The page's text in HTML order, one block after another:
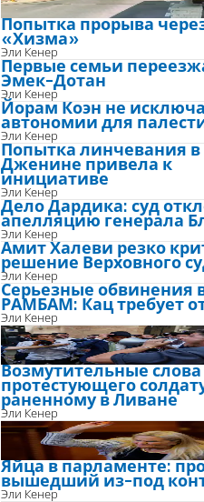
Попытка прорыва
«Хизма»
Эли Кенер
Первые семьи
Эмек-Дотан
Эли Кенер
Йорам Коэн не
автономии для
Эли Кенер
Попытка линчевания в
Дженине привела к
инициативе
Эли Кенер
Дело Дардика: суд
апелляцию генерала
Эли Кенер
Амит Халеви резко
решение Верховного
Эли Кенер
Серьезные обвинения
РАМБАМ: Кац требует
Эли Кенер
Возмутительные слова
протестующего
раненному в Ливане
Эли Кенер
Яйца в парламенте:
вышедший из-под
Эли Кенер